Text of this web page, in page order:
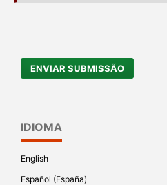
ENVIAR SUBMISSÃO
IDIOMA
English
Español (España)